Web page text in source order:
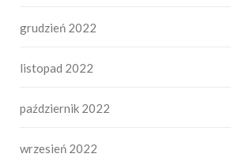
grudzień 2022
listopad 2022
październik 2022
wrzesień 2022